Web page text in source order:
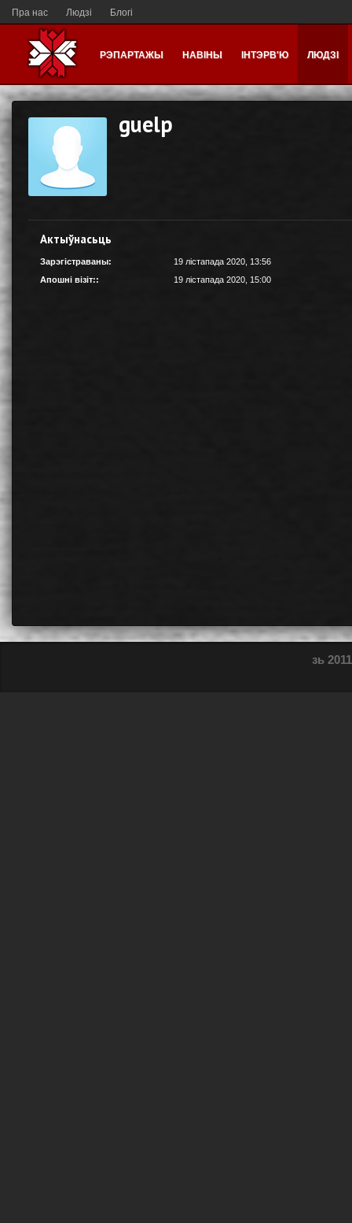
Пра нас Людзі Блогі
РЭПАРТАЖЫ НАВІНЫ ІНТЭРВ'Ю ЛЮДЗІ
guelp
Актыўнасьць
Зарэгістраваны:
19 лістапада 2020, 13:56
Апошні візіт::
19 лістапада 2020, 15:00
зь 2011